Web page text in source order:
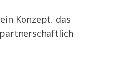
Konzept, das